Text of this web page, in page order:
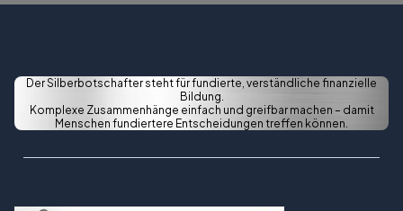
Der Silberbotschafter steht für fundierte, verständliche finanzielle
Bildung.
Komplexe Zusammenhänge einfach und greifbar machen – damit
Menschen fundiertere Entscheidungen treffen können.